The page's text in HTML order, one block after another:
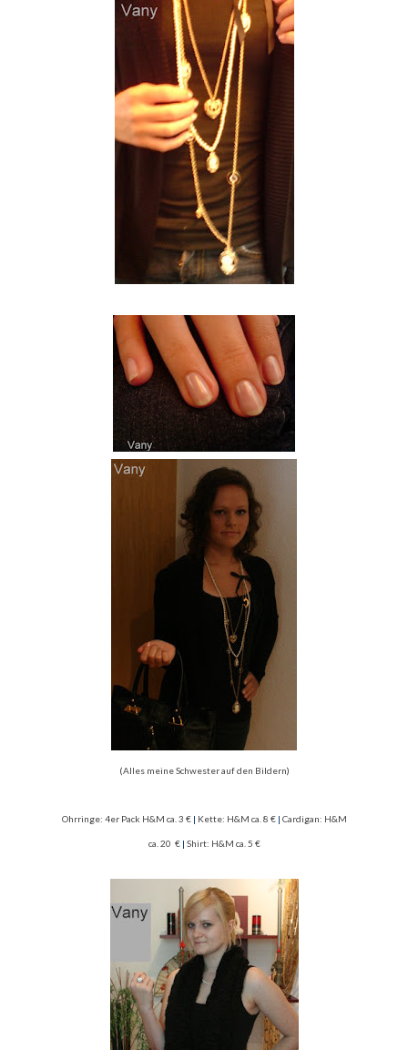
(Alles meine Schwester auf den Bildern)
Ohrringe: 4er Pack H&M ca. 3 € | Kette: H&M ca. 8 € | Cardigan: H&M
ca. 20 € | Shirt: H&M ca. 5 €